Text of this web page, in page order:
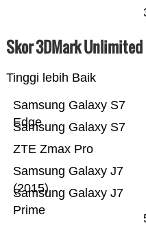
Skor 3DMark
Tinggi lebih Baik
Samsung Galaxy J7
Prime
Samsung Galaxy J7
(2015)
ZTE Zmax Pro
Samsung Galaxy S7
Samsung Galaxy S7
Edge